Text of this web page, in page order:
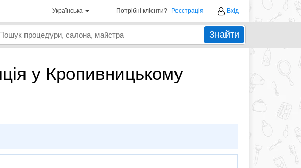
Українська Потрібні клієнти? Реєстрація Вхід
Знайти
у Кропивницькому